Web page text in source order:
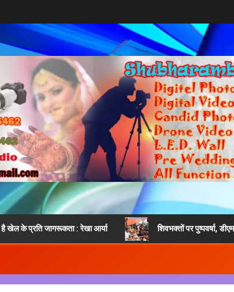
: रेखा आर्या शिवभक्तों पर पुष्पवर्षा, डीएम-एसएसपी ने